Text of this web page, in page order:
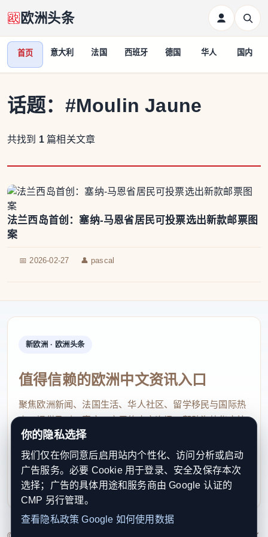
欧洲头条
首页 意大利 法国 西班牙 德国 华人 国内
话题： #Moulin Jaune
共找到 1 篇相关文章
法兰西岛首创：塞纳-马恩省居民可投票选出新款邮票图
案
📅 2026-02-27 👤 pascal
新欧洲 · 欧洲头条
值得信赖的欧洲中文资讯入口
聚焦欧洲新闻、法国生活、华人社区、留学移民与国际热
点，提供及时、真实、实用的中文资讯，帮助海外华人快
速了解欧洲动态。
contact@xinouzhou.com
服务支持、版权与合作：工作日优先处理站务、投稿与权
利通知
你的隐私选择
我们仅在你同意后启用站内个性化、访问分析或启动
广告服务。必要 Cookie 用于登录、安全及保存本次
选择；广告的具体用途和服务商由 Google 认证的
CMP 另行管理。
查看隐私政策 Google 如何使用数据